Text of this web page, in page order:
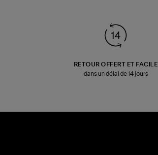
RETOUR OFFERT ET FACILE
dans un délai de 14 jours